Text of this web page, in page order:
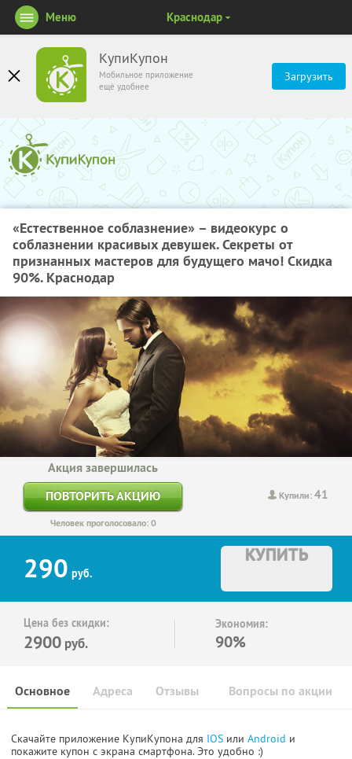
КупиКупон
Мобильное приложение
ещё удобнее
Загрузить
Меню Краснодар
«Естественное соблазнение» – видеокурс о
соблазнении красивых девушек. Секреты от
признанных мастеров для будущего мачо! Скидка
90%. Краснодар
Купили:41
Акция завершилась
ПОВТОРИТЬ АКЦИЮ
Человек проголосовало: 0
290 руб.
КУПИТЬ
Цена без скидки:
2900 руб.
Экономия:
90%
Основное Отзывы Вопросы по акции
Адреса
Скачайте приложение КупиКупона для IOS или Android и
покажите купон с экрана смартфона. Это удобно :)